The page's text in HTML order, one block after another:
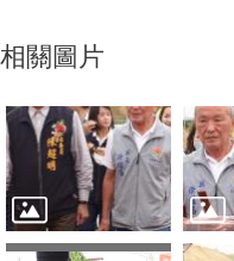
相關圖片